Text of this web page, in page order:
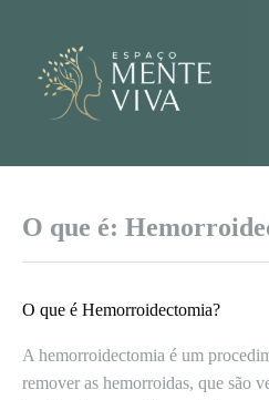
conteúdo
O que é:
O que é Hemorroidectomia?
A hemorroidectomia é um
remover as hemorroidas, que são